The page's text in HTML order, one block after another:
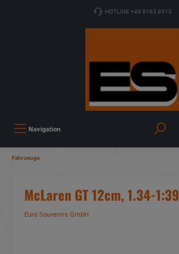
HOTLINE +49 9163 8910
Navigation
Fahrzeuge
McLaren GT 12cm, 1.34-1:39
Euro Souvenirs GmbH